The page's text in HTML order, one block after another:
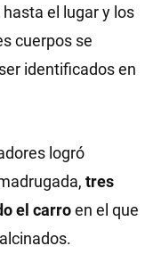
el lugar y los
cuerpos se
identificados en
logró
tres
el carroen el que